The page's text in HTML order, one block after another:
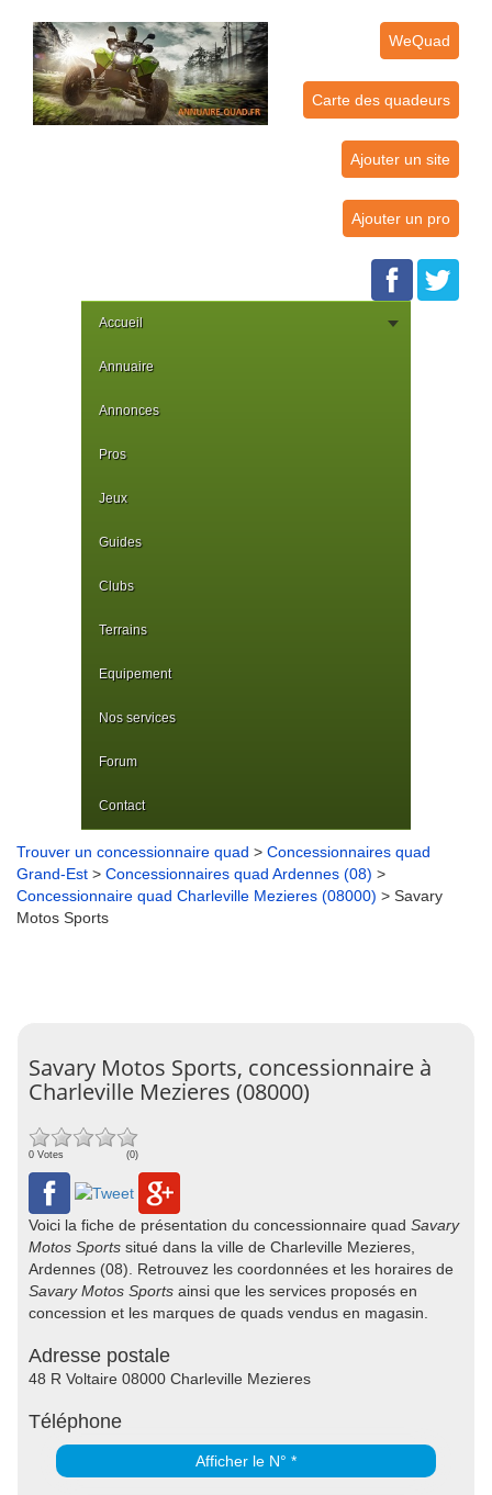
WeQuad
Carte des quadeurs
Ajouter un site
Ajouter un pro
Accueil
Annuaire
Annonces
Pros
Jeux
Guides
Clubs
Terrains
Equipement
Nos services
Forum
Contact
Trouver un concessionnaire quad > Concessionnaires quad
Grand-Est > Concessionnaires quad Ardennes (08) >
Concessionnaire quad Charleville Mezieres (08000) > Savary
Motos Sports
Savary Motos Sports, concessionnaire à
Charleville Mezieres (08000)
0 Votes (0)
Voici la fiche de présentation du concessionnaire quad Savary
Motos Sports situé dans la ville de Charleville Mezieres,
Ardennes (08). Retrouvez les coordonnées et les horaires de
Savary Motos Sports ainsi que les services proposés en
concession et les marques de quads vendus en magasin.
Adresse postale
48 R Voltaire 08000 Charleville Mezieres
Téléphone
Afficher le N° *